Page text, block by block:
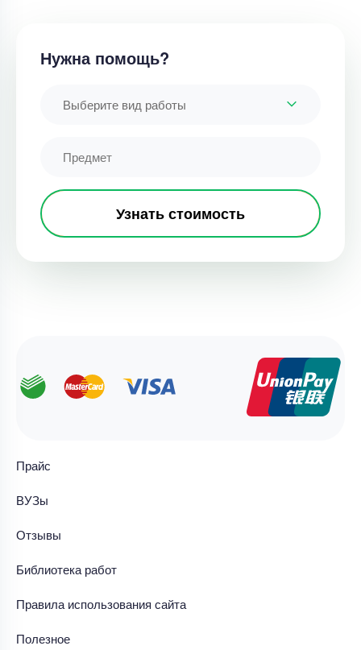
Нужна помощь?
Выберите вид работы
Узнать стоимость
Прайс
ВУЗы
Отзывы
Библиотека работ
Правила использования сайта
Полезное